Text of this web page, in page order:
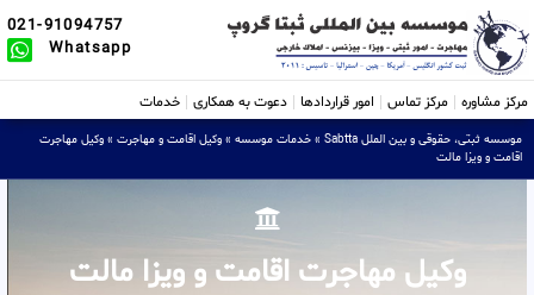
021-91094757
Whatsapp
مرکز مشاوره مرکز تماس امور قراردادها دعوت به همکاری خدمات
موسسه ثبتی، حقوقی و بین الملل Sabtta » خدمات موسسه » وکیل اقامت و مهاجرت » وکیل مهاجرت
اقامت و ویزا مالت
وکیل مهاجرت اقامت و ویزا مالت